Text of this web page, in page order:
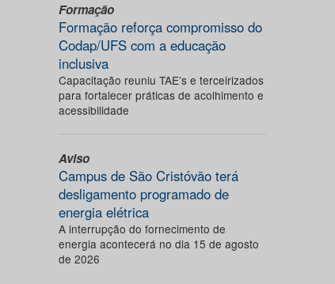
Formação
Formação reforça compromisso do
Codap/UFS com a educação
inclusiva
Capacitação reuniu TAE’s e terceirizados
para fortalecer práticas de acolhimento e
acessibilidade
Aviso
Campus de São Cristóvão terá
desligamento programado de
energia elétrica
A interrupção do fornecimento de
energia acontecerá no dia 15 de agosto
de 2026